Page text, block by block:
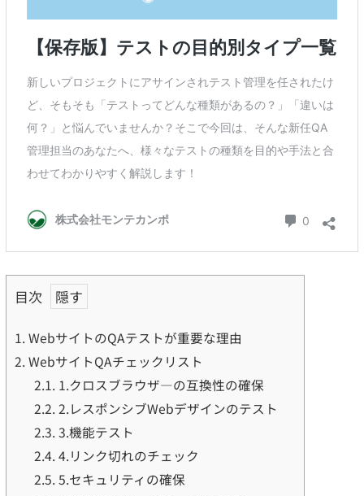
目次
1.WebサイトのQAテストが重要な理由
2.WebサイトQAチェックリスト
2.1.1.クロスブラウザ―の互換性の確保
2.2.2.レスポンシブWebデザインのテスト
2.3.3.機能テスト
2.4.4.リンク切れのチェック
2.5.5.セキュリティの確保